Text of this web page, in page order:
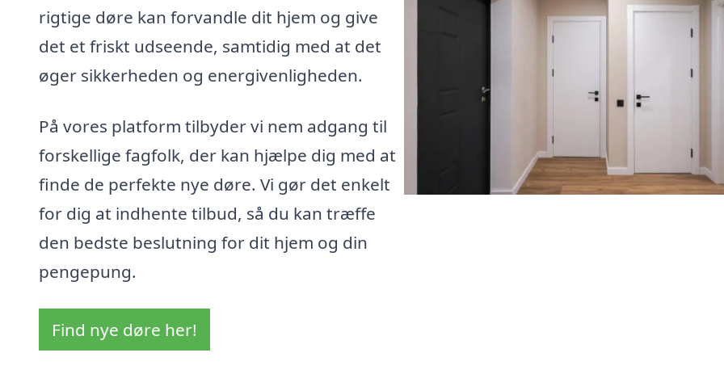
rigtige døre kan forvandle dit hjem og give
det et friskt udseende, samtidig med at det
øger sikkerheden og energivenligheden.
På vores platform tilbyder vi nem adgang til
forskellige fagfolk, der kan hjælpe dig med at
finde de perfekte nye døre. Vi gør det enkelt
for dig at indhente tilbud, så du kan træffe
den bedste beslutning for dit hjem og din
pengepung.
Find nye døre her!